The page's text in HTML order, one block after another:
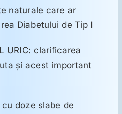
naturale care ar
Diabetului de Tip I
URIC: clarificarea
și acest important
cu doze slabe de